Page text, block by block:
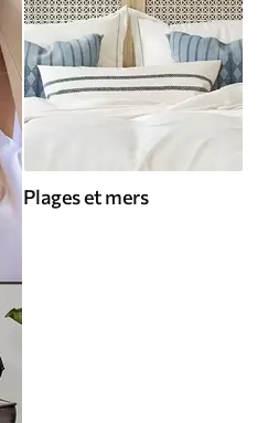
Plages et mers